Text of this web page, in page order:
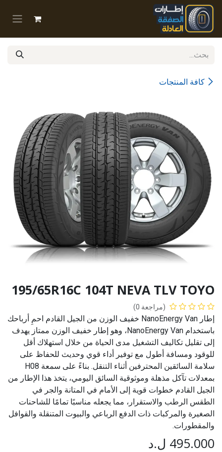
تخطي للذهاب إلى المحتوى
كافة المنتجات
195/65R16C 104T NEVA TLV TOYO
(مراجعة 0)
إطار NanoEnergy Van خفيف الوزن من الجيل القادم احمِ أرباحك
باستخدام NanoEnergy Van، وهو إطار خفيف الوزن ممتاز يهدف
إلى تقليل تكاليف التشغيل مدى الحياة من خلال استهلاك أقل
للوقود ومسافة أطول مع توفير أداء قوي وحديث للحفاظ على
سلامة السائقين المحترفين أثناء التنقل. بناءً على سمعة H08
بمعدلات تآكل مذهلة وموثوقية السائق اليومي، يتخذ هذا الإطار من
الجيل القادم خطوات قوية إلى الأمام في المتانة والجر في
الطقس الرطب والاستقرار، مما يجعله مناسبًا تمامًا للشاحنات
الصغيرة والمركبات ذات الدفع الرباعي والبيوت المتنقلة والقوافل
والمقطورات.
495.000 ل.د